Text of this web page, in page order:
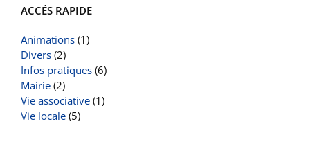
ACCÉS RAPIDE
Animations (1)
Divers (2)
Infos pratiques (6)
Mairie (2)
Vie associative (1)
Vie locale (5)